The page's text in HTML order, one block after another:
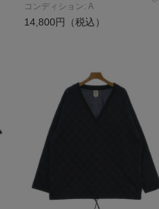
コンディション: A
14,800円（税込）